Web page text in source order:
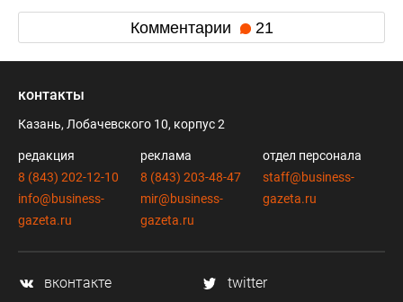
Комментарии 21
контакты
Казань, Лобачевского 10, корпус 2
редакция
8 (843) 202-12-10
info@business-
gazeta.ru
реклама
8 (843) 203-48-47
mir@business-
gazeta.ru
отдел персонала
staff@business-
gazeta.ru
вконтакте
twitter